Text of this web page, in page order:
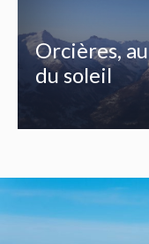
Orcières,
du soleil